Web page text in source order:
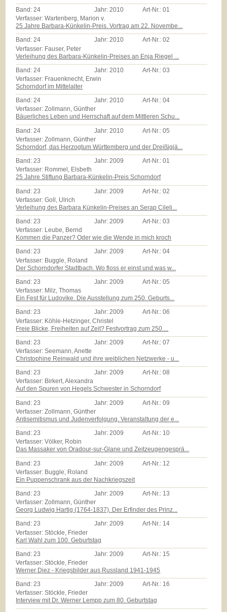
Band:24 Jahr:2010 Art-Nr.:01
Verfasser: Wartenberg, Marion v.
25 Jahre Barbara-Künkelin-Preis. Vortrag am 22. Novembe...
Band:24 Jahr:2010 Art-Nr.:02
Verfasser: Fauser, Peter
Verleihung des Barbara-Künkelin-Preises an Enja Riegel ...
Band:24 Jahr:2010 Art-Nr.:03
Verfasser: Frauenknecht, Erwin
Schorndorf im Mittelalter
Band:24 Jahr:2010 Art-Nr.:04
Verfasser: Zollmann, Günther
Bäuerliches Leben und Herrschaft auf dem Mittleren Schu...
Band: 24 Jahr: 2010 Art-Nr.:05
Verfasser: Zollmann, Günther
Schorndorf, das Herzogtum Württemberg und der Dreißigjä...
Band:23 Jahr:2009 Art-Nr.:01
Verfasser: Rommel, Elsbeth
25 Jahre Stiftung Barbara-Künkelin-Preis Schorndorf
Band: 23 Jahr: 2009 Art-Nr.:02
Verfasser: Goll, Ulrich
Verleihung des Barbara Künkelin-Preises an Serap Cileli...
Band:23 Jahr:2009 Art-Nr.:03
Verfasser: Leube, Bernd
Kommen die Panzer? Oder wie die Wende in mich kroch
Band:23 Jahr:2009 Art-Nr.:04
Verfasser: Buggle, Roland
Der Schorndorfer Stadtbach. Wo floss er einst und was w...
Band:23 Jahr:2009 Art-Nr.:05
Verfasser: Milz, Thomas
Ein Fest für Ludovike. Die Ausstellung zum 250. Geburts...
Band:23 Jahr:2009 Art-Nr.:06
Verfasser: Köhle-Hetzinger, Christel
Freie Blicke, Freiheiten auf Zeit? Festvortrag zum 250....
Band: 23 Jahr: 2009 Art-Nr.:07
Verfasser: Seemann, Anette
Christophine Reinwald und ihre weiblichen Netzwerke - u...
Band:23 Jahr:2009 Art-Nr.:08
Verfasser: Birkert, Alexandra
Auf den Spuren von Hegels Schwester in Schorndorf
Band: 23 Jahr: 2009 Art-Nr.:09
Verfasser: Zollmann, Günther
Antisemitismus und Judenverfolgung. Veranstaltung der e...
Band:23 Jahr:2009 Art-Nr.: 10
Verfasser: Völker, Robin
Das Massaker von Oradour-sur-Glane und Zeitzeugengesprä...
Band: 23 Jahr: 2009 Art-Nr.: 12
Verfasser: Buggle, Roland
Ein Puppenschrank aus der Nachkriegszeit
Band:23 Jahr:2009 Art-Nr.: 13
Verfasser: Zollmann, Günther
Georg Ludwig Hartig (1764-1837). Der Erfinder des Prinz...
Band:23 Jahr:2009 Art-Nr.: 14
Verfasser: Stöckle, Frieder
Karl Wahl zum 100. Geburtstag
Band:23 Jahr:2009 Art-Nr.: 15
Verfasser: Stöckle, Frieder
Werner Diez - Kriegsbilder aus Russland 1941-1945
Band:23 Jahr:2009 Art-Nr.: 16
Verfasser: Stöckle, Frieder
Interview mit Dr. Werner Lempp zum 80. Geburtstag